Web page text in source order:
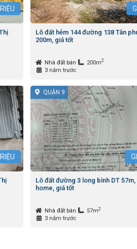
Lô đất hẻm 144 đường 138 Tân
200m, giá tốt
Nhà đất bán 200m2
3 năm trước
QUẬN 9
Lô đất đường 3 long bình DT 57m,
home, giá tốt
Nhà đất bán 57m2
3 năm trước